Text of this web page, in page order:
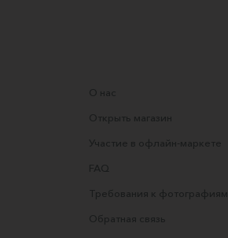
О нас
Открыть магазин
Участие в офлайн-маркете
FAQ
Требования к фотографиям
Обратная связь